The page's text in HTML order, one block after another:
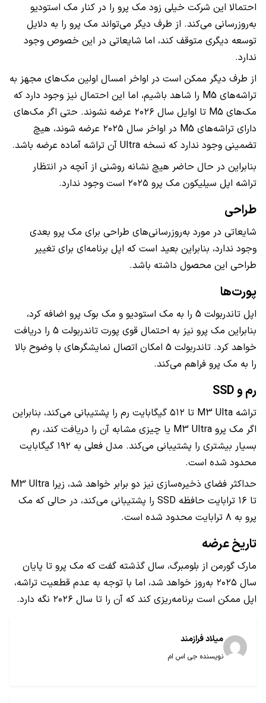
احتمالا این شرکت خیلی زود مک پرو را در کنار مک استودیو
به‌روزرسانی می‌کند. از طرف دیگر می‌تواند مک پرو را به دلایل
توسعه دیگری متوقف کند، اما شایعاتی در این خصوص وجود
ندارد.
از طرف دیگر ممکن است در اواخر امسال اولین مک‌های مجهز به
تراشه‌های M5 را شاهد باشیم، اما این احتمال نیز وجود دارد که
مک‌های M5 تا اوایل سال ۲۰۲۶ عرضه نشوند. حتی اگر مک‌های
دارای تراشه‌های M5 در اواخر سال ۲۰۲۵ عرضه شوند، هیچ
تضمینی وجود ندارد که نسخه Ultra آن تراشه آماده عرضه باشد.
بنابراین در حال حاضر هیچ نشانه روشنی از آنچه در انتظار
تراشه اپل سیلیکون مک پرو ۲۰۲۵ است وجود ندارد.
طراحی
شایعاتی در مورد به‌روزرسانی‌های طراحی برای مک پرو بعدی
وجود ندارد، بنابراین بعید است که اپل برنامه‌ای برای تغییر
طراحی این محصول داشته باشد.
پورت‌ها
اپل تاندربولت 5 را به مک استودیو و مک بوک پرو اضافه کرد،
بنابراین مک پرو نیز به احتمال قوی پورت تاندربولت 5 را دریافت
خواهد کرد. تاندربولت 5 امکان اتصال نمایشگرهای با وضوح بالا
را به مک پرو فراهم می‌کند.
رم و SSD
تراشه M3 Ulta تا ۵۱۲ گیگابایت رم را پشتیبانی می‌کند، بنابراین
اگر مک پرو M3 Ultra یا چیزی مشابه آن را دریافت کند، رم
بسیار بیشتری را پشتیبانی می‌کند. مدل فعلی به ۱۹۲ گیگابایت
محدود شده است.
حداکثر فضای ذخیره‌سازی نیز دو برابر خواهد شد، زیرا M3 Ultra
تا ۱۶ ترابایت حافظه SSD را پشتیبانی می‌کند، در حالی که ‌مک
پرو به ۸ ترابایت محدود شده است.
تاریخ عرضه
مارک گورمن از بلومبرگ، سال گذشته گفت که مک پرو تا پایان
سال ۲۰۲۵ به‌روز خواهد شد، اما با توجه به عدم قطعیت تراشه،
اپل ممکن است برنامه‌ریزی کند که آن را تا سال ۲۰۲۶ نگه دارد.
میلاد فراز‌مند
نویسنده جی اس ام